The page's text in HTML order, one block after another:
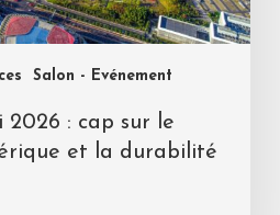
Salon - Evénement
2026 : cap sur le
et la durabilité